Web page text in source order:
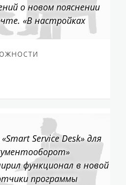
о новом пояснении
«В настройках
Service Desk» для
функционал в новой
программы